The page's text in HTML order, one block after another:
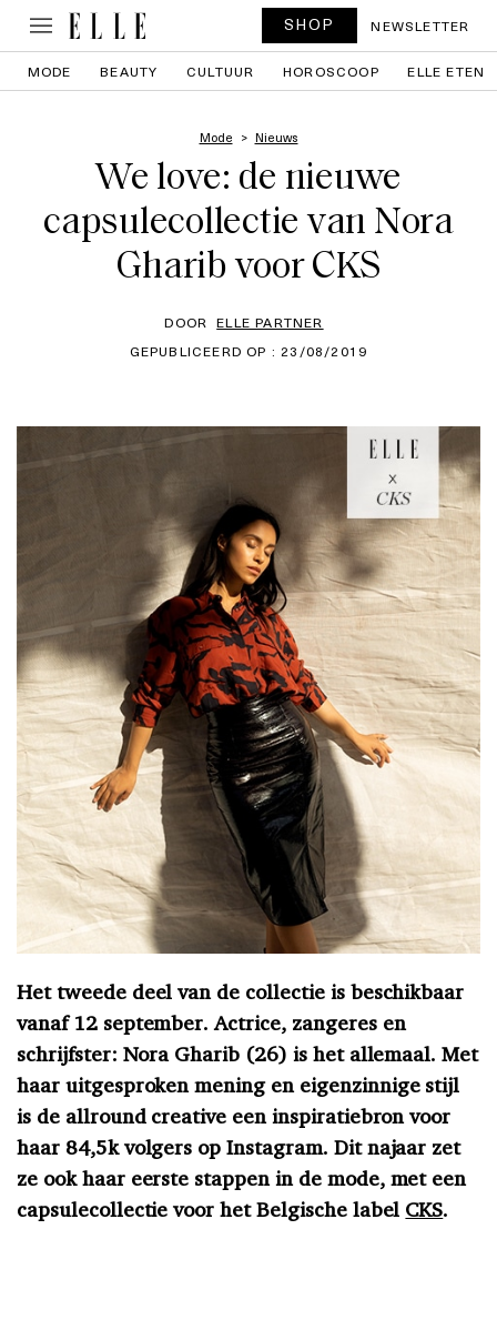
SHOP NEWSLETTER
MODE BEAUTY CULTUUR HOROSCOOP ELLE ETEN
Mode Nieuws
We love: de nieuwe
capsulecollectie van Nora
Gharib voor CKS
DOOR ELLE PARTNER
GEPUBLICEERD OP : 23/08/2019
Het tweede deel van de collectie is beschikbaar
vanaf 12 september. Actrice, zangeres en
schrijfster: Nora Gharib (26) is het allemaal. Met
haar uitgesproken mening en eigenzinnige stijl
is de allround creative een inspiratiebron voor
haar 84,5k volgers op Instagram. Dit najaar zet
ze ook haar eerste stappen in de mode, met een
capsulecollectie voor het Belgische label CKS.